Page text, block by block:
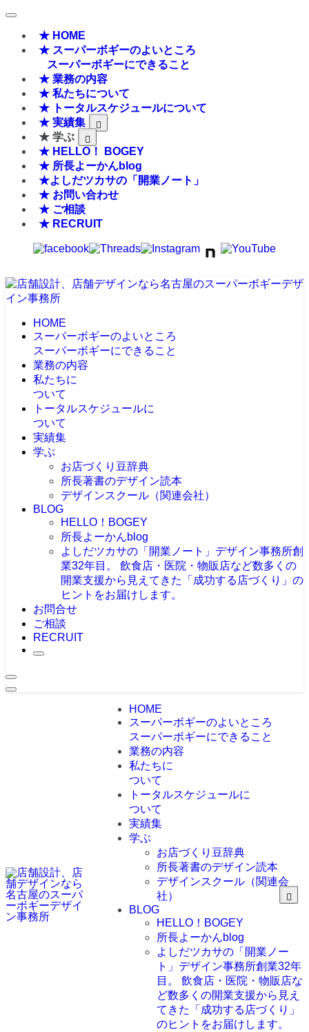
★ HOME
★ スーパーボギーのよいところ
スーパーボギーにできること
★ 業務の内容
★ 私たちについて
★ トータルスケジュールについて
★ 実績集
★ 学ぶ
★ HELLO！ BOGEY
★ 所長よーかんblog
★よしだツカサの「開業ノート」
★ お問い合わせ
★ ご相談
★ RECRUIT
HOME
スーパーボギーのよいところ
スーパーボギーにできること
業務の内容
私たちに
ついて
トータルスケジュールに
ついて
実績集
学ぶ
お店づくり豆辞典
所長著書のデザイン読本
デザインスクール（関連会社）
BLOG
HELLO！BOGEY
所長よーかんblog
よしだツカサの「開業ノート」 デザイン事務所創
業32年目。 飲食店・医院・物販店など数多くの
開業支援から見えてきた「成功する店づくり」の
ヒントをお届けします。
お問合せ
ご相談
RECRUIT
HOME
スーパーボギーのよいところ
スーパーボギーにできること
業務の内容
私たちに
ついて
トータルスケジュールに
ついて
実績集
学ぶ
お店づくり豆辞典
所長著書のデザイン読本
デザインスクール（関連会
社）
BLOG
HELLO！BOGEY
所長よーかんblog
よしだツカサの「開業ノー
ト」 デザイン事務所創業32年
目。 飲食店・医院・物販店な
ど数多くの開業支援から見え
てきた「成功する店づくり」
のヒントをお届けします。